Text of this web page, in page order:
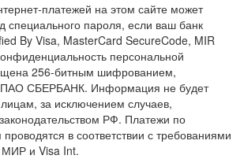
платежей на этом сайте может
специального пароля, если ваш банк
By Visa, MasterCard SecureCode, MIR
персональной
256-битным шифрованием,
ПАО СБЕРБАНК. Информация не будет
за исключением случаев,
РФ. Платежи по
в соответствии с требованиями
МИР и Visa Int.